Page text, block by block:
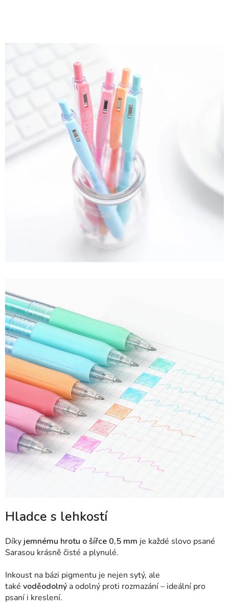
Hladce s lehkostí
Díky jemnému hrotu o šířce 0,5 mm je každé slovo psané
Sarasou krásně čisté a plynulé.
Inkoust na bázi pigmentu je nejen sytý, ale
také voděodolný a odolný proti rozmazání – ideální pro
psaní i kreslení.